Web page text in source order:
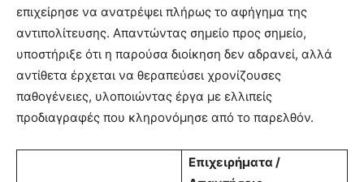
επιχείρησε να ανατρέψει πλήρως το αφήγημα της
αντιπολίτευσης. Απαντώντας σημείο προς σημείο,
υποστήριξε ότι η παρούσα διοίκηση δεν αδρανεί, αλλά
αντίθετα έρχεται να θεραπεύσει χρονίζουσες
παθογένειες, υλοποιώντας έργα με ελλιπείς
προδιαγραφές που κληρονόμησε από το παρελθόν.
Επιχειρήματα /